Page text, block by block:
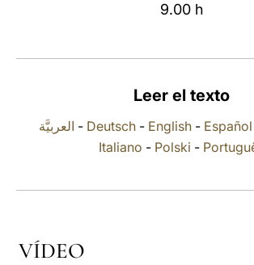
9.00 h
Leer el texto
العربيَّة - Deutsch- English- Español
Italiano - Polski -
VÍDEO